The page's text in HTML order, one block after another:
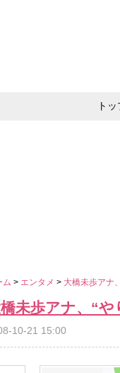
ト
ム > エンタメ > 大橋未歩アナ
未歩アナ、“
10-21 15:00